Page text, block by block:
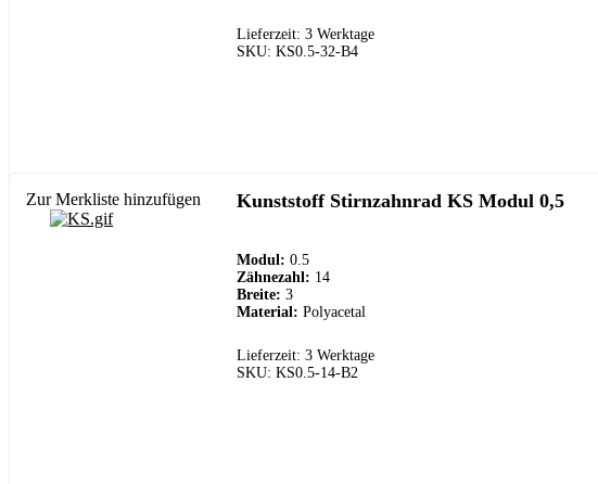
Lieferzeit: 3 Werktage
SKU: KS0.5-32-B4
Zur Merkliste hinzufügen Kunststoff Stirnzahnrad KS Modul 0,5
Modul: 0.5
Zähnezahl: 14
Breite: 3
Material: Polyacetal
Lieferzeit: 3 Werktage
SKU: KS0.5-14-B2